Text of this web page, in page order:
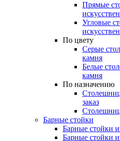
Прямые
Угловые
По цвету
Серые
камня
Белые
камня
По назначению
заказ
Барные стойки
Барные стойки
Барные стойки